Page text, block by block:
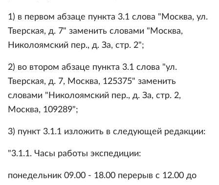
1) в первом абзаце пункта 3.1 слова "Москва, ул.
Тверская, д. 7" заменить словами "Москва,
Николоямский пер., д. За, стр. 2";
2) во втором абзаце пункта 3.1 слова "ул.
Тверская, д. 7, Москва, 125375" заменить
словами "Николоямский пер., д. За, стр. 2,
Москва, 109289";
3) пункт 3.1.1 изложить в следующей редакции:
"3.1.1. Часы работы экспедиции:
понедельник 09.00 - 18.00 перерыв с 12.00 до